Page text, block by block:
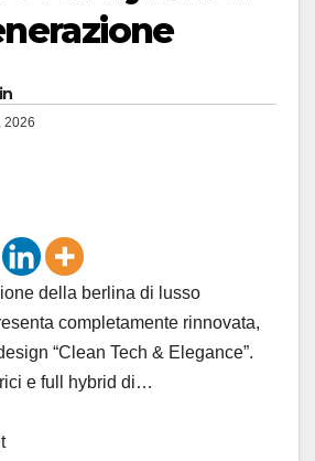
2026
della berlina di lusso
completamente rinnovata,
“Clean Tech & Elegance”.
e full hybrid di…